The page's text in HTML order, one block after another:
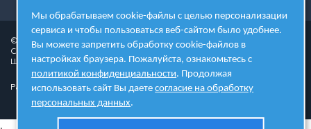
© 2026 ШЦТ
Сеть центров молодёжного инновационного творчества
Школа цифровых технологий
Разработано в студии
.
Мы обрабатываем cookie-файлы с целью персонализации
сервиса и чтобы пользоваться веб-сайтом было удобнее.
Вы можете запретить обработку cookie-файлов в
настройках браузера. Пожалуйста, ознакомьтесь с
политикой конфиденциальности. Продолжая
использовать сайт Вы даетесогласие на обработку
персональных данных.